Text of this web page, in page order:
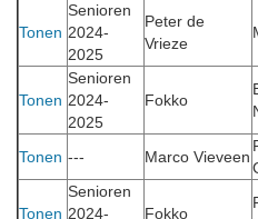
Tonen
Senioren
2024-
2025
Peter de
Vrieze
Tonen
Senioren
2024-
2025
Fokko
Tonen --- Marco Vieveen
Tonen
Senioren
2024-
Fokko